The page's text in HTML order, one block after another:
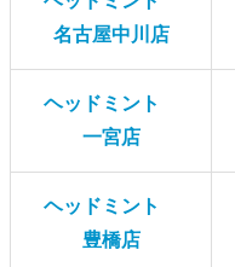
名古屋中川店
ヘッドミント
一宮店
ヘッドミント
豊橋店